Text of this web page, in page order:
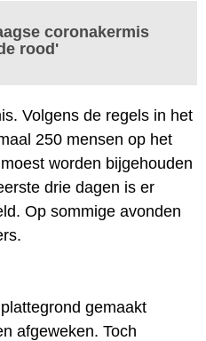
coronakermis
rood'
Volgens de regels in het
250 mensen op het
worden bijgehouden
drie dagen is er
Op sommige avonden
gemaakt
afgeweken. Toch